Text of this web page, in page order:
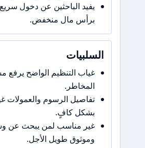
يفيد الباحثين عن دخول
برأس مال منخفض.
السلبيات
غياب التنظيم الواضح يرفع
المخاطر.
تفاصيل الرسوم والعمولات
بشكل كافٍ.
غير مناسب لمن يبحث عن
وموثوق طويل الأجل.